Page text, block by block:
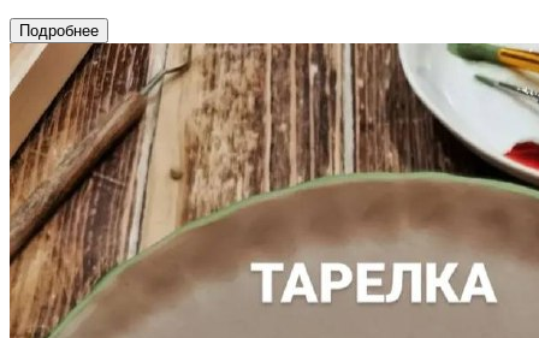
Подробнее